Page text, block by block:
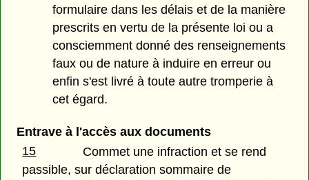
formulaire dans les délais et de la manière
prescrits en vertu de la présente loi ou a
consciemment donné des renseignements
faux ou de nature à induire en erreur ou
enfin s'est livré à toute autre tromperie à
cet égard.
Entrave à l'accès aux documents
15
Commet une infraction et se rend
passible, sur déclaration sommaire de